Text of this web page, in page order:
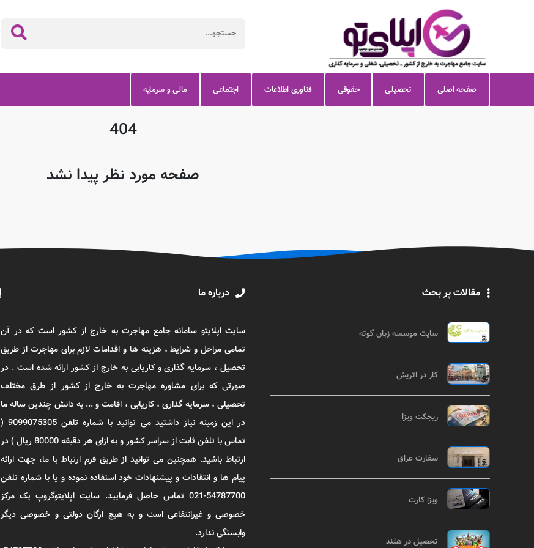
صفحه اصلی تحصیلی حقوقی فناوری اطلاعات اجتماعی مالی و سرمایه
404
صفحه مورد نظر پیدا نشد
مقالات پر بحث
سایت موسسه زبان گوته
کار در اتریش
ریجکت ویزا
سفارت عراق
ویزا کارت
تحصیل در هلند
درباره ما
سایت اپلایتو سامانه جامع مهاجرت به خارج از کشور است که در آن
تمامی مراحل و شرایط ، هزینه ها و اقدامات لازم برای مهاجرت از طریق
تحصیل ، سرمایه گذاری و کاریابی به خارج از کشور ارائه شده است . در
صورتی که برای مشاوره مهاجرت به خارج از کشور از طرق مختلف
تحصیلی ، سرمایه گذاری ، کاریابی ، اقامت و ... به دانش چندین ساله ما
در این زمینه نیاز داشتید می توانید با شماره تلفن 9099075305 (
تماس با تلفن ثابت از سراسر کشور و به ازای هر دقیقه 80000 ریال ) در
ارتباط باشید. همچنین می توانید از طریق فرم ارتباط با ما، جهت ارائه
پیام ها و انتقادات و پیشنهادات خود استفاده نموده و یا با شماره تلفن
54787700-021 تماس حاصل فرمایید. سایت اپلایتوگروپ یک مرکز
خصوصی و غیرانتفاعی است و به هیچ ارگان دولتی و خصوصی دیگر
وابستگی ندارد.